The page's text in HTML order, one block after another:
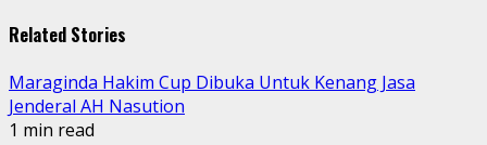
Related Stories
Maraginda Hakim Cup Dibuka Untuk Kenang Jasa
Jenderal AH Nasution
1 min read